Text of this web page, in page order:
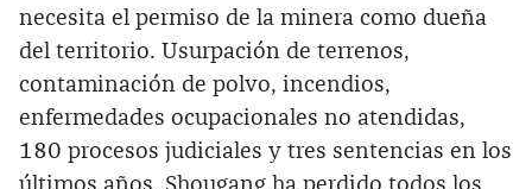
necesita el permiso de la minera como dueña
del territorio. Usurpación de terrenos,
contaminación de polvo, incendios,
enfermedades ocupacionales no atendidas,
180 procesos judiciales y tres sentencias en los
últimos años. Shougang ha perdido todos los